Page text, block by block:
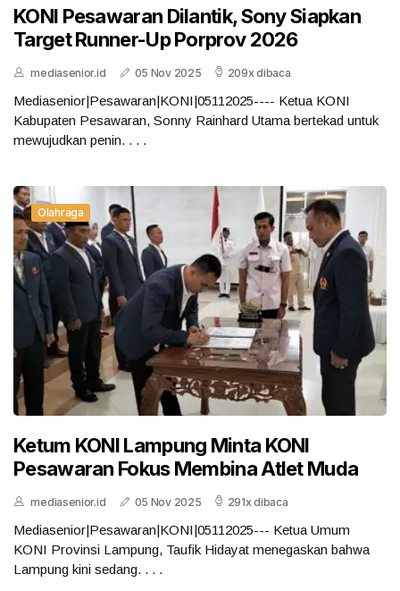
KONI Pesawaran Dilantik, Sony Siapkan
Target Runner-Up Porprov 2026
mediasenior.id 05 Nov 2025 209x dibaca
Mediasenior|Pesawaran|KONI|05112025---- Ketua KONI
Kabupaten Pesawaran, Sonny Rainhard Utama bertekad untuk
mewujudkan penin. . . .
Olahraga
Ketum KONI Lampung Minta KONI
Pesawaran Fokus Membina Atlet Muda
mediasenior.id 05 Nov 2025 291x dibaca
Mediasenior|Pesawaran|KONI|05112025--- Ketua Umum
KONI Provinsi Lampung, Taufik Hidayat menegaskan bahwa
Lampung kini sedang. . . .